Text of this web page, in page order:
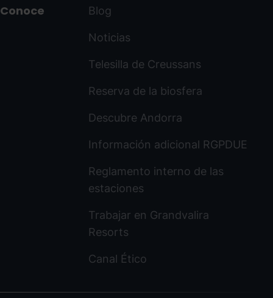
Conoce Blog
Noticias
Telesilla de Creussans
Reserva de la biosfera
Descubre Andorra
Información adicional RGPDUE
Reglamento interno de las
estaciones
Trabajar en Grandvalira
Resorts
Canal Ético